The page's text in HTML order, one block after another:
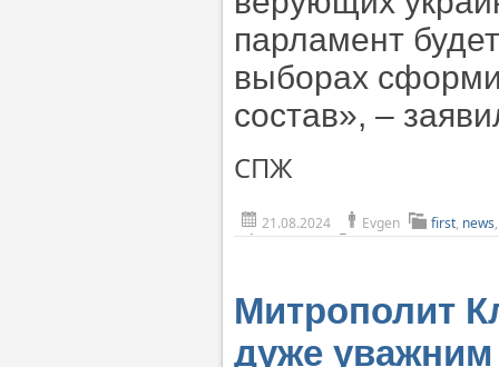
парламент
выборах
состав», –
СПЖ
21.08.2024 Evgen first, news
Митрополит
дуже уважним